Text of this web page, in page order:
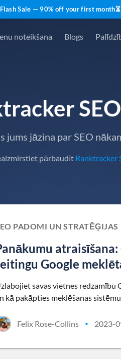
Flash Sale — 90% off your first month
noteikšana Blogs
jums jāzina par SEO
pārbaudīt Ranktracker
PADOMI UN STRATĒĢIJAS
Google
savas vietnes redzamību
kā pakāpties meklēšanas
Felix Rose-Collins • 2023-